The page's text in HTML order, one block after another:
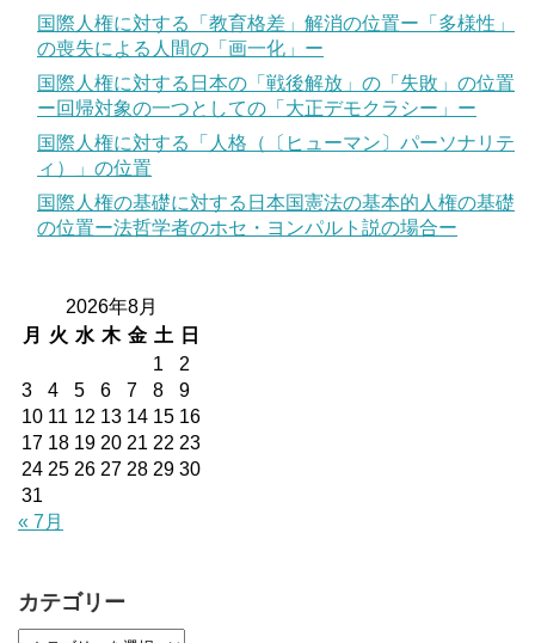
国際人権に対する「教育格差」解消の位置ー「多様性」
の喪失による人間の「画一化」ー
国際人権に対する日本の「戦後解放」の「失敗」の位置
ー回帰対象の一つとしての「大正デモクラシー」ー
国際人権に対する「人格（〔ヒューマン〕パーソナリテ
ィ）」の位置
国際人権の基礎に対する日本国憲法の基本的人権の基礎
の位置ー法哲学者のホセ・ヨンパルト説の場合ー
2026年8月
月
火 水 木 金 土
日
1
2
3
4 5 6 7 8
9
10 11 12 13 14 15 16
17 18 19 20 21 22 23
24 25 26 27 28 29 30
31
« 7月
カテゴリー